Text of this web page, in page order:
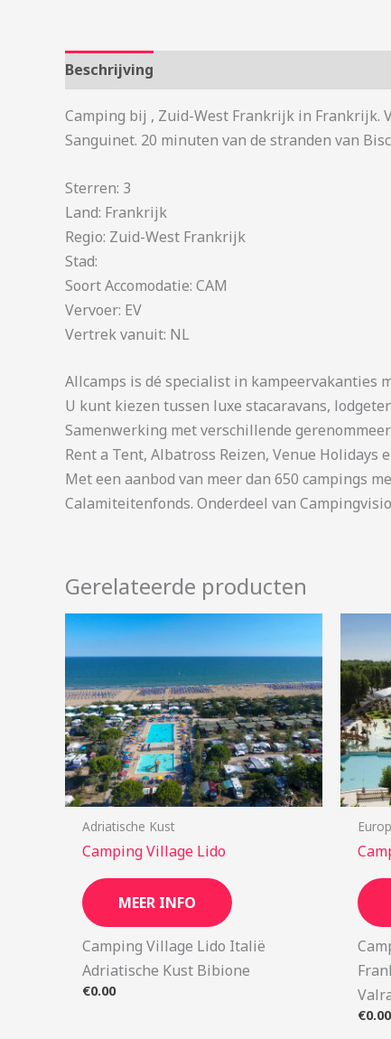
Beschrijving
Camping bij , Zuid-West Frankrijk in Frankrijk.
Sanguinet. 20 minuten van de stranden van
Sterren: 3
Land: Frankrijk
Regio: Zuid-West Frankrijk
Stad:
Soort Accomodatie: CAM
Vervoer: EV
Vertrek vanuit: NL
Allcamps is dé specialist in kampeervakanties
U kunt kiezen tussen luxe stacaravans,
Samenwerking met verschillende
Rent a Tent, Albatross Reizen, Venue
Met een aanbod van meer dan 650 campings
Calamiteitenfonds. Onderdeel van
Gerelateerde producten
Adriatische Kust
Camping Village Lido
MEER INFO
Camping Village Lido Italië
Adriatische Kust Bibione
€0.00
€0.00